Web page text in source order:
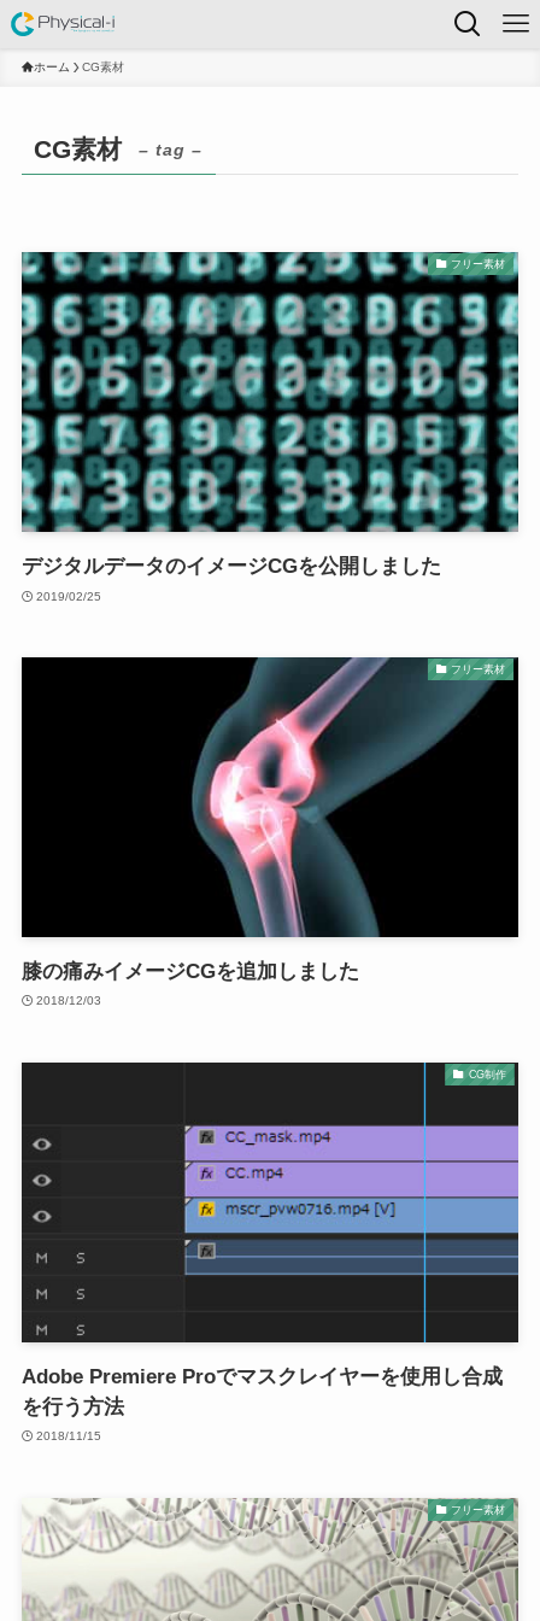
ホーム CG素材
CG素材 – tag –
フリー素材
デジタルデータのイメージCGを公開しました
2019/02/25
フリー素材
膝の痛みイメージCGを追加しました
2018/12/03
CG制作
Adobe Premiere Proでマスクレイヤーを使用し合成
を行う方法
2018/11/15
フリー素材